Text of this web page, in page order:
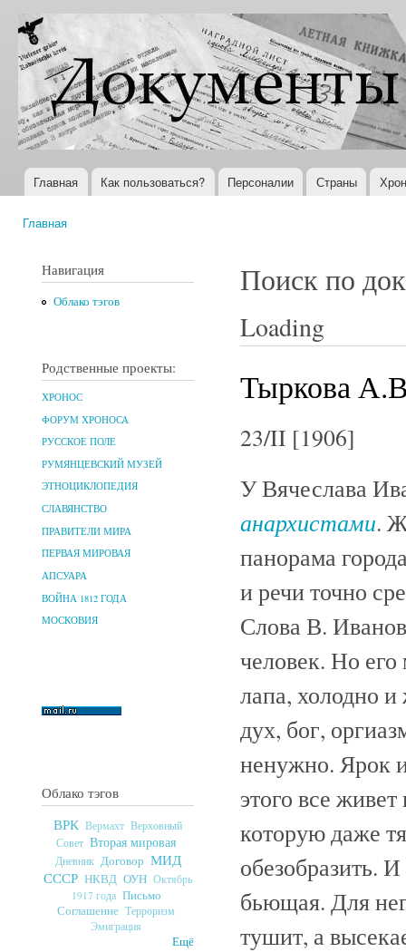
Документы
XX века
Всемирная
история в
Интернете
Главное меню
Главная Как пользоваться? Персоналии Страны
Главная
Навигация
Облако тэгов
Родственные проекты:
ХРОНОС
ФОРУМ ХРОНОСА
РУССКОЕ ПОЛЕ
РУМЯНЦЕВСКИЙ МУЗЕЙ
ЭТНОЦИКЛОПЕДИЯ
СЛАВЯНСТВО
ПРАВИТЕЛИ МИРА
ПЕРВАЯ МИРОВАЯ
АПСУАРА
ВОЙНА 1812 ГОДА
МОСКОВИЯ
Облако тэгов
ВРК Вермахт Верховный
Совет Вторая мировая
Дневник Договор МИД
СССР НКВД ОУН Октябрь
1917 года Письмо
Соглашение Терроризм
Эмиграция
Ещё
Поиск по
Loading
Тыркова
23/II [1906]
У Вячеслава
анархистами.
панорама
и речи точно
Слова В.
человек. Но его
лапа, холодно
дух, бог,
ненужно. Ярок
этого все
которую даже
обезобразить.
бьющая. Для
тушит, а